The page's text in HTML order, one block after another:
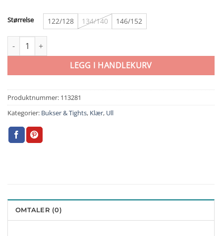
Størrelse 122/128 134/140 146/152
Name it Wyla Leggings Shadow Gray antall
LEGG I HANDLEKURV
Produktnummer: 113281
Kategorier: Bukser & Tights, Klær, Ull
OMTALER (0)